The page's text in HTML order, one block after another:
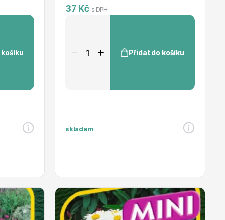
37 Kč s DPH
Přidat do košíku
skladem